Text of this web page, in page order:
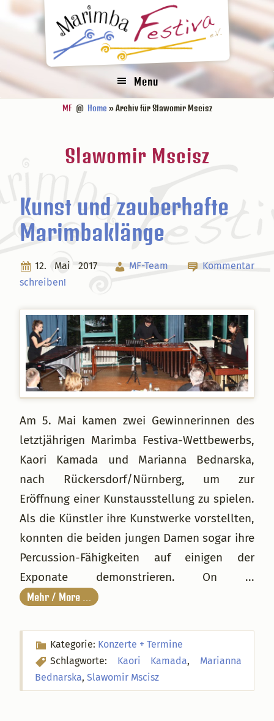
Hauptnavigation
Seitenspalte
Menu
MF@ Home » Archiv für Slawomir Mscisz
Slawomir Mscisz
Kunst und zauberhafte
Marimbaklänge
12. Mai 2017 MF-Team
Kommentar
schreiben!
Am 5. Mai kamen zwei Gewinnerinnen des
letztjährigen Marimba Festiva-Wettbewerbs,
Kaori Kamada und Marianna Bednarska,
nach Rückersdorf/Nürnberg, um zur
Eröffnung einer Kunstausstellung zu spielen.
Als die Künstler ihre Kunstwerke vorstellten,
konnten die beiden jungen Damen sogar ihre
Percussion-Fähigkeiten auf einigen der
Exponate demonstrieren. On ...
Mehr / More …
Kategorie: Konzerte + Termine
Schlagworte: Kaori Kamada, Marianna
Bednarska,Slawomir Mscisz